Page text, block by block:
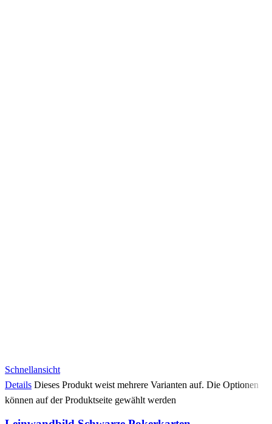
Schnellansicht
Details Dieses Produkt weist mehrere Varianten auf. Die Optionen
können auf der Produktseite gewählt werden